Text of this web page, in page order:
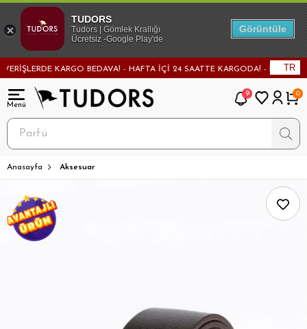
KARGO BEDAVA! - HAFTA İÇİ 24 SAATTE KARGODA! - MAĞAZADAN
TR
9 0
Anasayfa Aksesuar
TUDORS
Tudors | Gömlek Krallığı
Ücretsiz -Google Play'de
Görüntüle